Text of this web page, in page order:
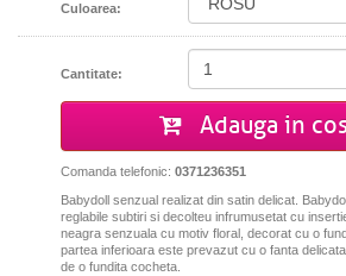
Culoarea:
Cantitate:
Adauga in
Comanda telefonic: 0371236351
Babydoll senzual realizat din satin delicat.
reglabile subtiri si decolteu infrumusetat cu
neagra senzuala cu motiv floral, decorat cu o
partea inferioara este prevazut cu o fanta
de o fundita cocheta.